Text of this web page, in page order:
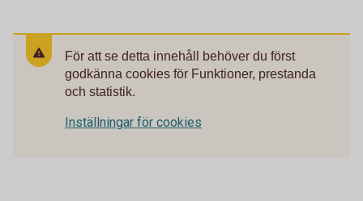
För att se detta innehåll behöver du först
godkänna cookies för Funktioner, prestanda
och statistik.
Inställningar för cookies